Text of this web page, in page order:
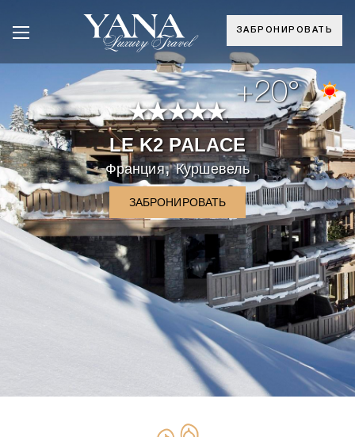
ЗАБРОНИРОВАТЬ
+20°
LE K2 PALACE
Франция,Куршевель
ЗАБРОНИРОВАТЬ